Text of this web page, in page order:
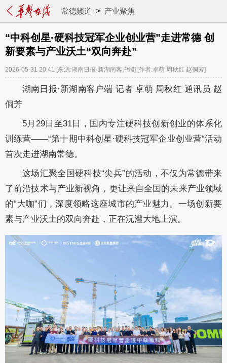
常德频道 > 产业聚焦
“中科创星·硬科技冠军企业创业营”走进常德 创
新要素与产业沃土“双向奔赴”
2026-05-31 20:41 [来源:湖南日报·新湖南客户端] [作者:卓萌 周秋红 赵侗芳]
湖南日报·新湖南客户端 记者 卓萌 周秋红 通讯员 赵
侗芳
5月 29日至31 日，国内专注硬科技创新创业的体系化
训练营——“第十期中科创星 ·硬科技冠军企业创业营”活动
首次走进湖南常德。
这场汇聚全国硬科技“尖兵”的活动，不仅为常德带来
了前沿技术与产业新视角，更让来自全国的未来产业领域
的“大咖”们，深度领略这座城市的产业魅力。一场创新要
素与产业沃土的双向奔赴，正在沅澧大地上演。